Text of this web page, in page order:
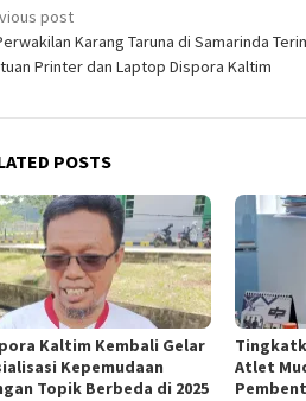
post
Karang Taruna di Samarinda
Printer dan Laptop Dispora Kaltim
POSTS
Kaltim Kembali Gelar
Kepemudaan
Topik Berbeda di 2025
Atlet